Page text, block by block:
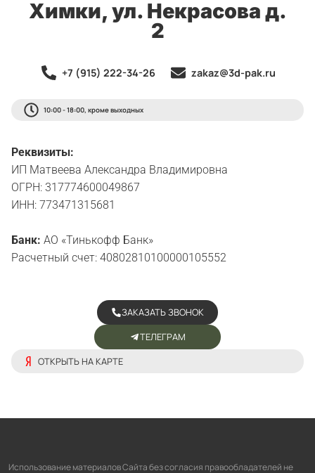
Химки, ул. Некрасова д.
2
+7 (915) 222-34-26 zakaz@3d-pak.ru
10:00 - 18:00, кроме выходных
Реквизиты:
ИП Матвеева Александра Владимировна
ОГРН: 317774600049867
ИНН: 773471315681
Банк: АО «Тинькофф Банк»
Расчетный счет: 40802810100000105552
ОТКРЫТЬ НА КАРТЕ
ТЕЛЕГРАМ
ЗАКАЗАТЬ ЗВОНОК
Использование материалов Сайта без согласия правообладателей не